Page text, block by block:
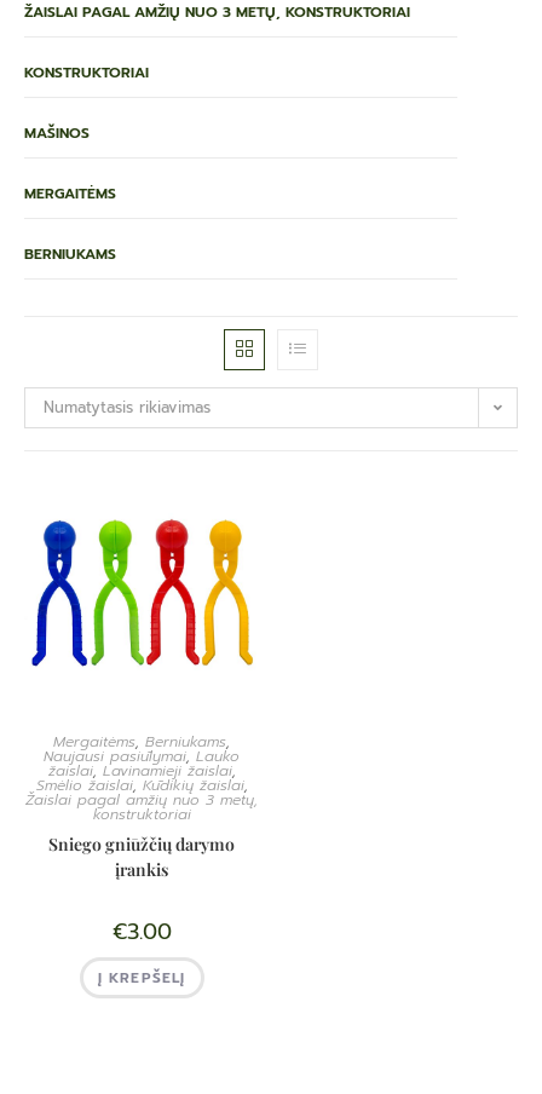
ŽAISLAI PAGAL AMŽIŲ NUO 3 METŲ, KONSTRUKTORIAI
KONSTRUKTORIAI
MAŠINOS
MERGAITĖMS
BERNIUKAMS
Numatytasis rikiavimas
Mergaitėms, Berniukams,
Naujausi pasiūlymai, Lauko
žaislai, Lavinamieji žaislai,
Smėlio žaislai, Kūdikių žaislai,
Žaislai pagal amžių nuo 3 metų,
konstruktoriai
Sniego gniūžčių darymo
įrankis
€3.00
Į KREPŠELĮ